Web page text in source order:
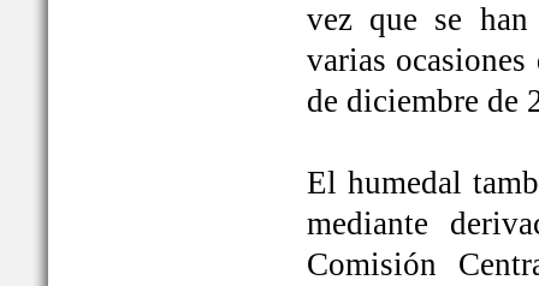
vez que se
varias
de diciembre de
El humedal
mediante
Comisión